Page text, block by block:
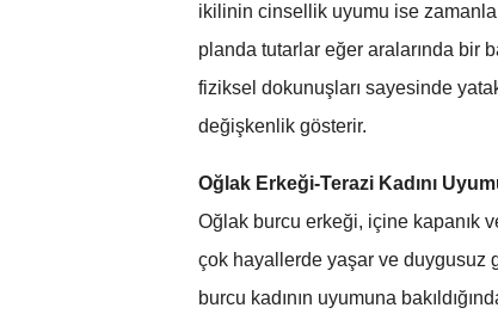
ikilinin cinsellik uyumu ise
planda tutarlar eğer aralarında bir
fiziksel dokunuşları sayesinde
değişkenlik gösterir.
Oğlak Erkeği-Terazi Kadını
Oğlak burcu erkeği, içine kapanık
çok hayallerde yaşar ve duygusuz
burcu kadının uyumuna